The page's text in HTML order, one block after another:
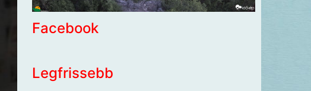
Facebook
Legfrissebb